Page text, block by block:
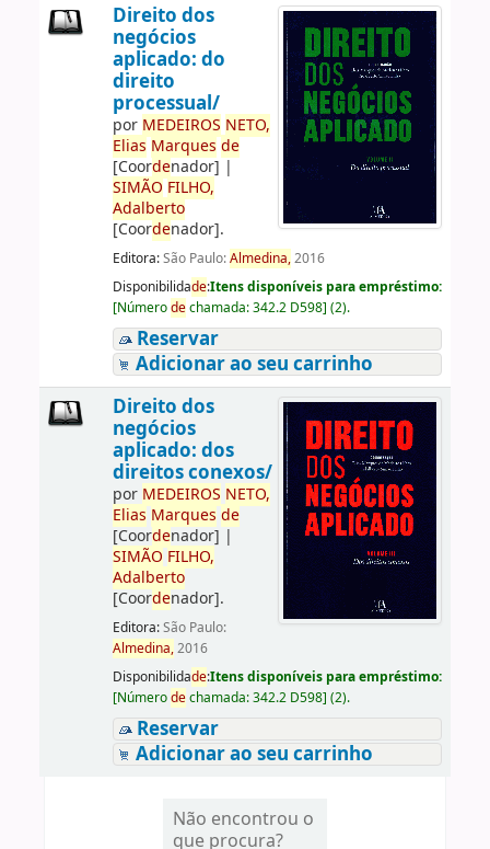
Direito dos
negócios
aplicado: do
direito
processual/
por MEDEIROS NETO,
Elias Marques de
[Coordenador] |
SIMÃO FILHO,
Adalberto
[Coordenador].
Editora:São Paulo:Almedina,2016
Disponibilidade:Itens disponíveis para empréstimo:
[Númerodechamada:342.2 D598] (2).
Reservar
Adicionar ao seu carrinho
Direito dos
negócios
aplicado: dos
direitos conexos/
por MEDEIROS NETO,
Elias Marques de
[Coordenador] |
SIMÃO FILHO,
Adalberto
[Coordenador].
Editora:São Paulo:
Almedina,2016
Disponibilidade:Itens disponíveis para empréstimo:
[Númerodechamada:342.2 D598] (2).
Reservar
Adicionar ao seu carrinho
Não encontrou o
que procura?